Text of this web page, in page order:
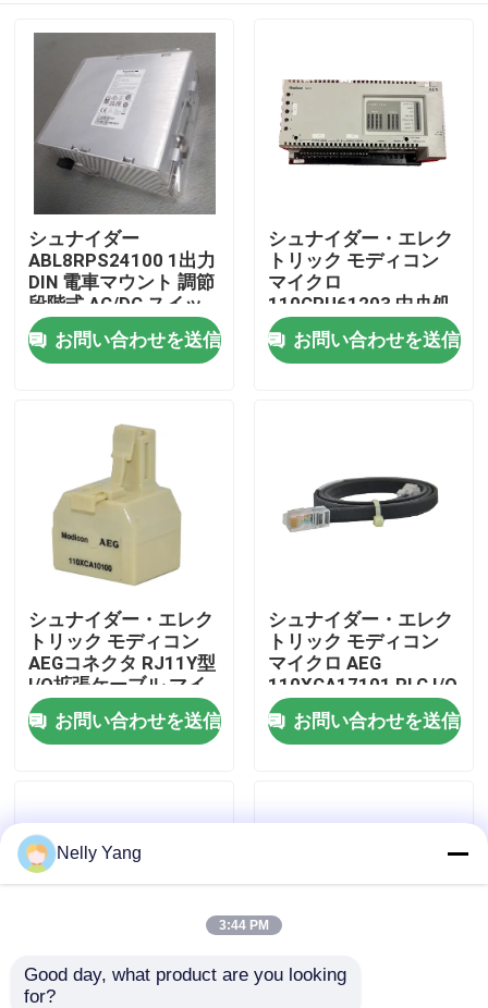
わたしたち に つい て
工場 ツアー
品質管理
連絡 ください
引金 を 求め て ください
曲がネバダの部品
シュナイダー
ABL8RPS24100 1出力
DIN 電車マウント 調節
段階式 AC/DC スイッ
チモード電源
お問い合わせを送信
シュナイダー・エレク
トリック モディコン
マイクロ
110CPU61203 中央処
理ユニット CPU モジ
ュールお問い合わせを送信
シュナイダー・エレク
トリック モディコン
AEGコネクタ RJ11Y型
I/O拡張ケーブル マイ
クロモジュール
110XCA10100
お問い合わせを送信
シュナイダー・エレク
トリック モディコン
マイクロ AEG
110XCA17101 PLC I/O
拡張リンクケーブル 新
品 お問い合わせを送信
シュナイダー・エレク
Nelly Yang
3:44 PM
Good day, what product are you looking
for?